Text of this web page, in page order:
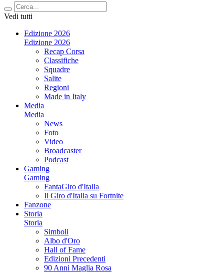
Vedi tutti
Edizione 2026
Edizione 2026
Recap Corsa
Classifiche
Squadre
Salite
Regioni
Made in Italy
Media
Media
News
Foto
Video
Broadcaster
Podcast
Gaming
Gaming
FantaGiro d'Italia
Il Giro d'Italia su Fortnite
Fanzone
Storia
Storia
Simboli
Albo d'Oro
Hall of Fame
Edizioni Precedenti
90 Anni Maglia Rosa